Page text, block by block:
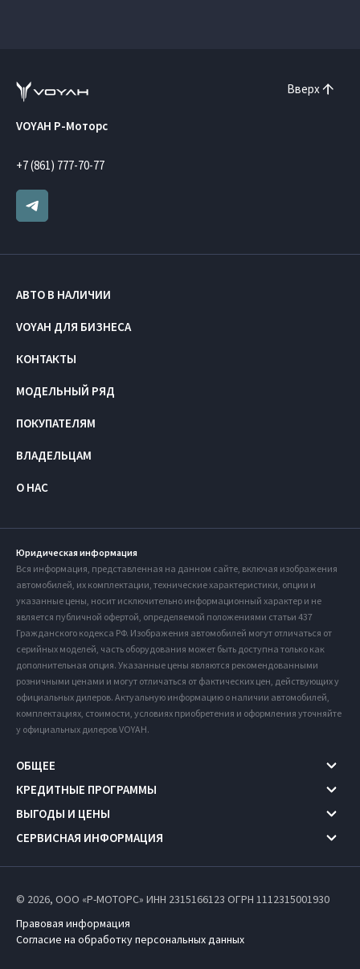
Вверх
VOYAH Р-Моторс
+7 (861) 777-70-77
АВТО В НАЛИЧИИ
VOYAH ДЛЯ БИЗНЕСА
КОНТАКТЫ
МОДЕЛЬНЫЙ РЯД
ПОКУПАТЕЛЯМ
ВЛАДЕЛЬЦАМ
О НАС
Юридическая информация
Вся информация, представленная на данном сайте, включая изображения
автомобилей, их комплектации, технические характеристики, опции и
указанные цены, носит исключительно информационный характер и не
является публичной офертой, определяемой положениями статьи 437
Гражданского кодекса РФ. Изображения автомобилей могут отличаться от
серийных моделей, часть оборудования может быть доступна только как
дополнительная опция. Указанные цены являются рекомендованными
розничными ценами и могут отличаться от фактических цен, действующих у
официальных дилеров. Актуальную информацию о наличии автомобилей,
комплектациях, стоимости, условиях приобретения и оформления уточняйте
у официальных дилеров VOYAH.
ОБЩЕЕ
КРЕДИТНЫЕ ПРОГРАММЫ
ВЫГОДЫ И ЦЕНЫ
СЕРВИСНАЯ ИНФОРМАЦИЯ
© 2026, ООО «Р-МОТОРС» ИНН 2315166123 ОГРН 1112315001930
Правовая информация
Согласие на обработку персональных данных